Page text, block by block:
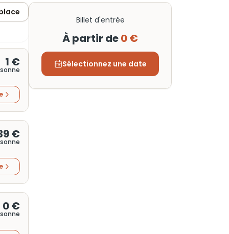
1 €
€
0 €
Billet d'entrée
À partir de0 €
Sélectionnez une date